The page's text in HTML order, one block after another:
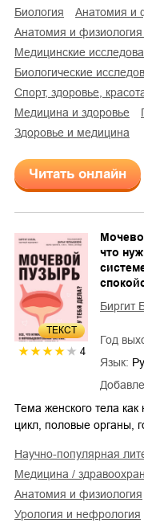
биология
анатомия и
анатомия и
медицинские
биологические
спорт, здоровье,
медицина и здоровье
здоровье и медицина
Читать онлайн
ТЕКСТ
4
что
Биргит
Год
Язык:
Тема женского тела
цикл, половые органы,
научно-популярная
медицина /
анатомия и физиология
урология и нефрология